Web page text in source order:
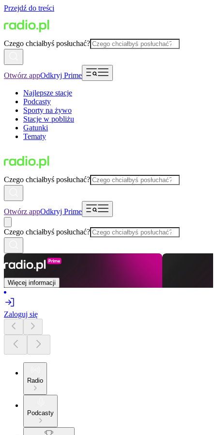
Przejdź do treści
Czego chciałbyś posłuchać?
Otwórz appOdkryj Prime
Najlepsze stacje
Podcasty
Sporty na żywo
Stacje w pobliżu
Gatunki
Tematy
Czego chciałbyś posłuchać?
Otwórz appOdkryj Prime
Czego chciałbyś posłuchać?
Więcej informacji
Zaloguj się
Radio
Podcasty